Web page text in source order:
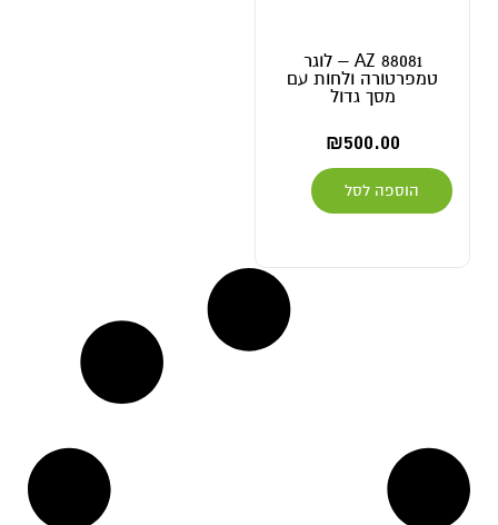
AZ 88081 – לוגר
טמפרטורה ולחות עם
מסך גדול
₪500.00
הוספה לסל